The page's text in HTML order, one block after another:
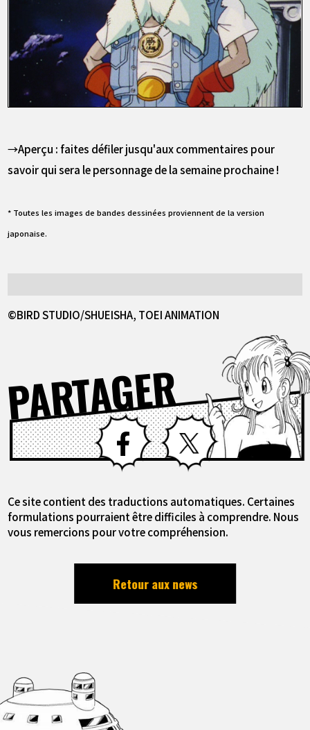
→Aperçu : faites défiler jusqu'aux commentaires pour
savoir qui sera le personnage de la semaine prochaine !
* Toutes les images de bandes dessinées proviennent de la version
japonaise.
©BIRD STUDIO/SHUEISHA, TOEI ANIMATION
PARTAGERFacebook X
Ce site contient des traductions automatiques. Certaines
formulations pourraient être difficiles à comprendre. Nous
vous remercions pour votre compréhension.
Retour aux news